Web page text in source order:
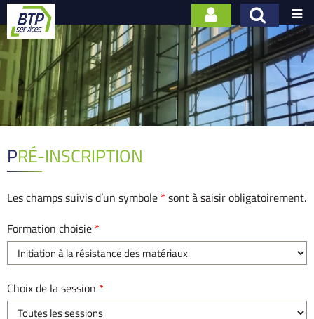

PRÉ-INSCRIPTION
Les champs suivis d’un symbole * sont à saisir obligatoirement.
Formation choisie *
Choix de la session *